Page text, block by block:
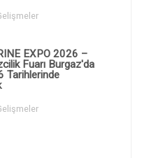
EXPO 2026 –
Fuarı Burgaz'da
Tarihlerinde